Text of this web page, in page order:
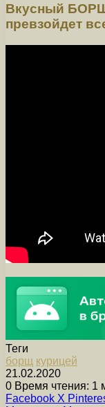
Вкусный
превзойдет
Теги
борщ курицей
21.02.2020
0 Время чтения: 1
Facebook X